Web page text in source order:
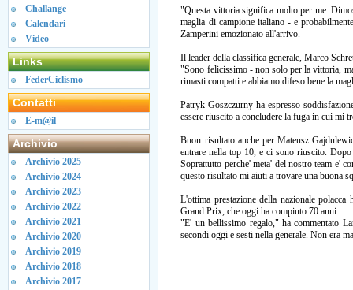
Challange
Calendari
Video
Links
FederCiclismo
Contatti
E-m@il
Archivio
Archivio 2025
Archivio 2024
Archivio 2023
Archivio 2022
Archivio 2021
Archivio 2020
Archivio 2019
Archivio 2018
Archivio 2017
"Questa vittoria significa molto per me.
maglia di campione italiano - e
Zamperini emozionato all'arrivo.
Il leader della classifica generale, Marco
"Sono felicissimo - non solo per la vittoria,
rimasti compatti e abbiamo difeso bene la
Patryk Goszczurny ha espresso
essere riuscito a concludere la fuga in cui mi
Buon risultato anche per Mateusz
entrare nella top 10, e ci sono riuscito.
Soprattutto perche' meta' del nostro team e'
questo risultato mi aiuti a trovare una buona
L'ottima prestazione della nazionale
Grand Prix, che oggi ha compiuto 70 anni.
"E' un bellissimo regalo," ha commentato
secondi oggi e sesti nella generale. Non era